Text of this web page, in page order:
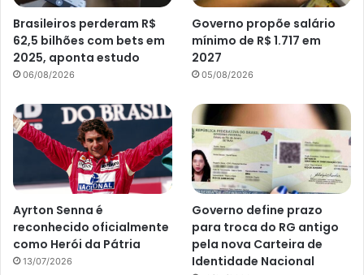
Brasileiros perderam R$
62,5 bilhões com bets em
2025, aponta estudo
06/08/2026
Governo propõe salário
mínimo de R$ 1.717 em
2027
05/08/2026
Ayrton Senna é
reconhecido oficialmente
como Herói da Pátria
13/07/2026
Governo define prazo
para troca do RG antigo
pela nova Carteira de
Identidade Nacional